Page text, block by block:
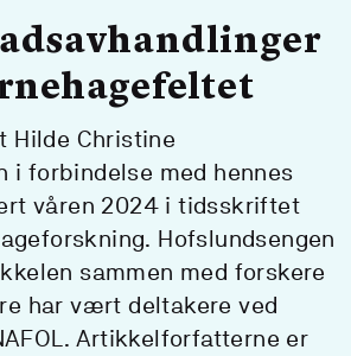
Hilde Christine
i forbindelse med hennes
våren 2024 i tidsskriftet
Hofslundsengen
sammen med forskere
har vært deltakere ved
Artikkelforfatterne er